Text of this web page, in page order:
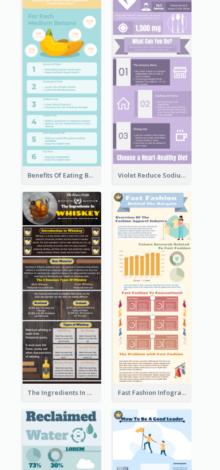
Benefits Of Eating Banana Infographic Violet Reduce Sodium Infographic Idea Design
The Ingredients In Whiskey Infographic Fast Fashion Infographic